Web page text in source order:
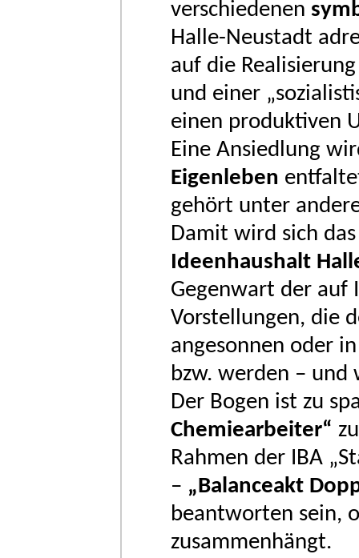
verschiedenen
Halle-Neustadt
auf die
und einer
einen produktiven
Eine Ansiedlung
Eigenleben
gehört unter
Damit wird sich
Ideenhaushalt
Gegenwart der auf
Vorstellungen, die
angesonnen oder
bzw. werden –
Der Bogen ist zu
Chemiearbeiter“
Rahmen der IBA
– „Balanceakt
beantworten sein,
zusammenhängt.